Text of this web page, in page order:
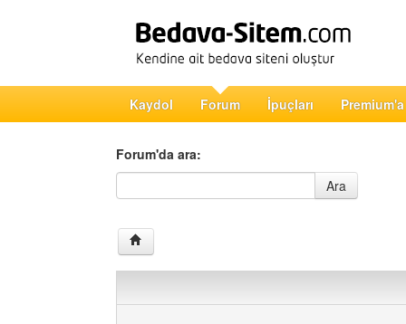
Kaydol Forum İpuçları
Forum'da ara:
Forum'da ara
Ara